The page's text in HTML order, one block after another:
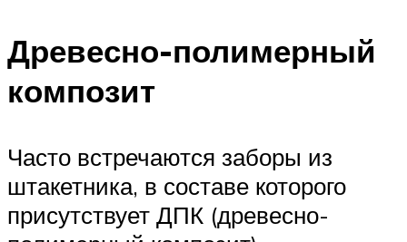
Древесно-полимерный
композит
Часто встречаются заборы из
штакетника, в составе которого
присутствует ДПК (древесно-